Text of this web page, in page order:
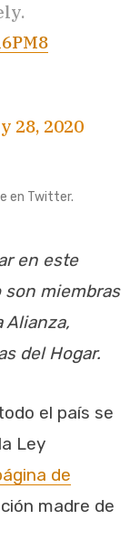
28, 2020
en Twitter.
en este
son miembras
Alianza,
del Hogar.
el país se
Ley
de
madre de